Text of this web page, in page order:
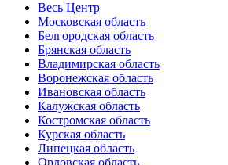
Весь Центр
Московская область
Белгородская область
Брянская область
Владимирская область
Воронежская область
Ивановская область
Калужская область
Костромская область
Курская область
Липецкая область
Орловская область